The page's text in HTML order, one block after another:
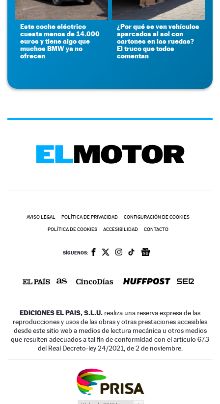
Este coche eléctrico
cuesta menos de 14.000
euros y tiene algo que
muchos BMW ya no
ofrecen
¿Por qué se ven vehículos
aparcados al sol con
cartones en las ruedas?
El truco que todos
comentan
AVISO LEGAL POLÍTICA DE PRIVACIDAD CONFIGURACIÓN DE COOKIES
POLÍTICA DE COOKIES ACCESIBILIDAD CONTACTO
SÍGUENOS:
EDICIONES EL PAIS, S.L.U. realiza una reserva expresa de las
reproducciones y usos de las obras y otras prestaciones accesibles
desde este sitio web a medios de lectura mecánica u otros medios
que resulten adecuados a tal fin de conformidad con el artículo 67.3
del Real Decreto-ley 24/2021, de 2 de noviembre.